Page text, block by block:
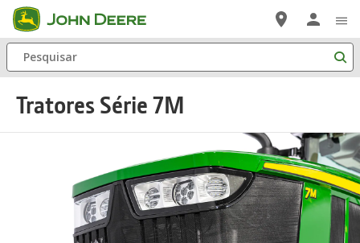
Pular
para
Conteúdo
Principal
Pesquisar
Tratores Série 7M